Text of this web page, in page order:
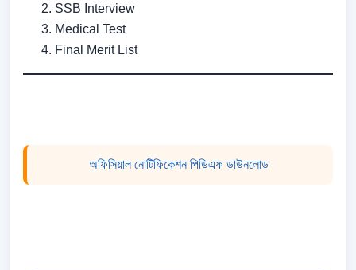
SSB Interview
Medical Test
Final Merit List
অফিসিয়াল নোটিফিকেশন পিডিএফ ডাউনলোড